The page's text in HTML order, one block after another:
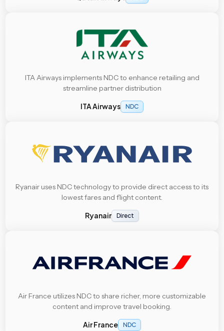
ITA Airways implements NDC to enhance retailing and
streamline partner distribution
ITA Airways NDC
Ryanair uses NDC technology to provide direct access to its
lowest fares and flight content.
Ryanair Direct
Air France utilizes NDC to share richer, more customizable
content and improve travel booking.
Air France NDC